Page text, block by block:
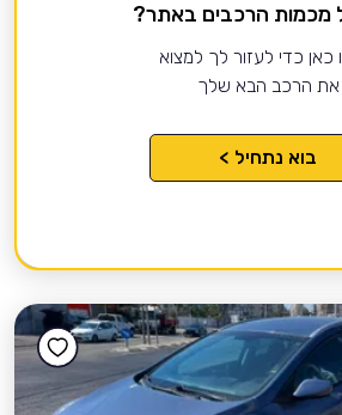
מכמות הרכבים באתר?
כאן כדי לעזור לך למצוא
את הרכב הבא שלך
בוא נתחיל >